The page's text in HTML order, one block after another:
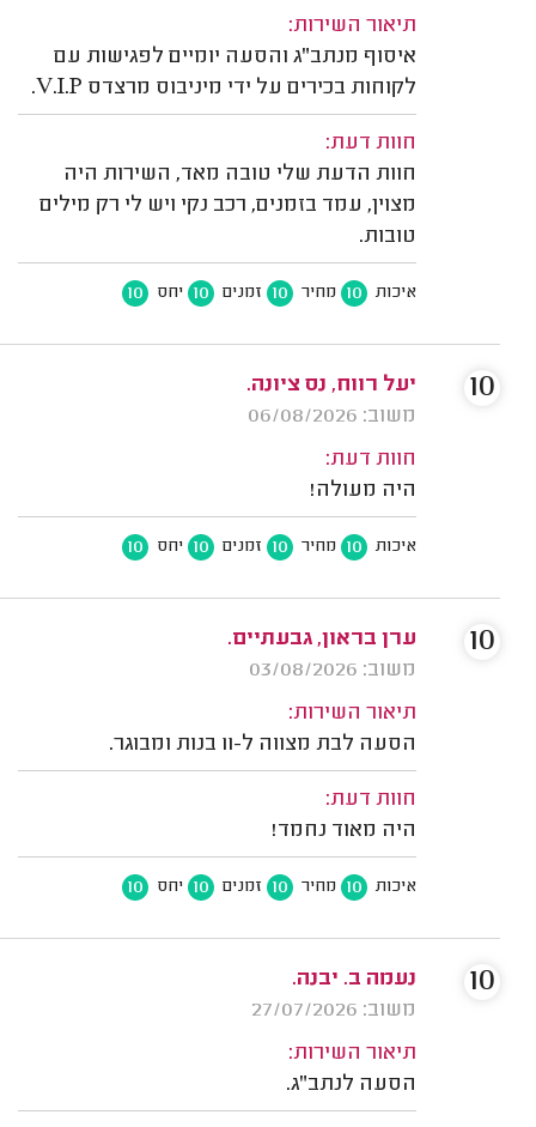
תיאור השירות:
איסוף מנתב"ג והסעה יומיים לפגישות עם
לקוחות בכירים על ידי מיניבוס מרצדס V.I.P.
חוות דעת:
חוות הדעת שלי טובה מאד, השירות היה
מצוין, עמד בזמנים, רכב נקי ויש לי רק מילים
טובות.
איכות 10 מחיר 10 זמנים 10 יחס 10
יעל רווח, נס ציונה.
משוב: 06/08/2026
חוות דעת:
היה מעולה!
איכות 10 מחיר 10 זמנים 10 יחס 10
10
ערן בראון, גבעתיים.
משוב: 03/08/2026
תיאור השירות:
הסעה לבת מצווה ל-11 בנות ומבוגר.
חוות דעת:
היה מאוד נחמד!
איכות 10 מחיר 10 זמנים 10 יחס 10
10
נעמה ב. יבנה.
משוב: 27/07/2026
תיאור השירות:
הסעה לנתב"ג.
10